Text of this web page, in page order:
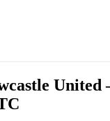
United